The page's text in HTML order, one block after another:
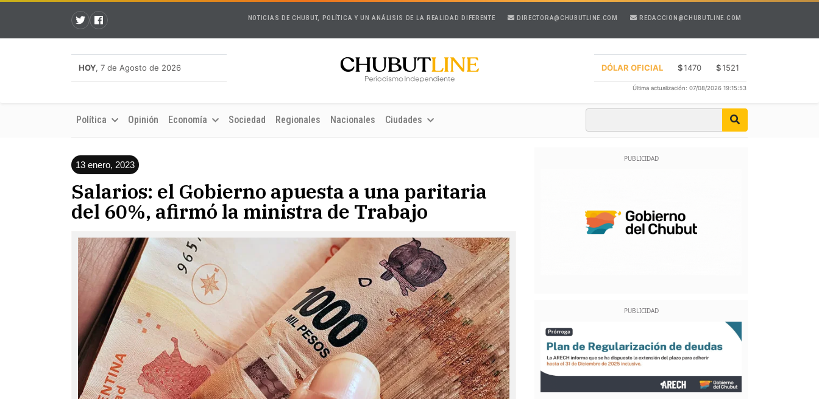
NOTICIAS DE CHUBUT, POLÍTICA Y UN ANÁLISIS DE LA REALIDAD DIFERENTE DIRECTORA@CHUBUTLINE.COM REDACCION@CHUBUTLINE.COM
HOY, 7 de Agosto de 2026 DÓLAR OFICIAL $1470 $1521
Última actualización: 07/08/2026 19:15:53
Política Opinión Economía Sociedad Regionales Nacionales Ciudades
13 enero, 2023
Salarios: el Gobierno apuesta a una paritaria
del 60%, afirmó la ministra de Trabajo